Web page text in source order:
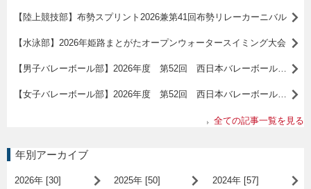
【陸上競技部】布勢スプリント2026兼第41回布勢リレーカーニバル
【水泳部】2026年姫路まとがたオープンウォータースイミング大会
全ての記事一覧を見る
年別アーカイブ
2026年 [30] 2025年 [50] 2024年 [57]